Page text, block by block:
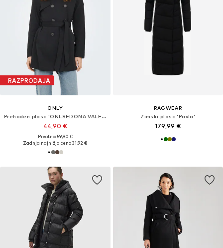
RAZPRODAJA
ONLY
Prehoden plašč 'ONLSEDONA VALERIE'
44,90 €
Prvotno: 59,90 €
Zadnja najnižja cena31,92 €
RAGWEAR
Zimski plašč 'Pavla'
179,99 €